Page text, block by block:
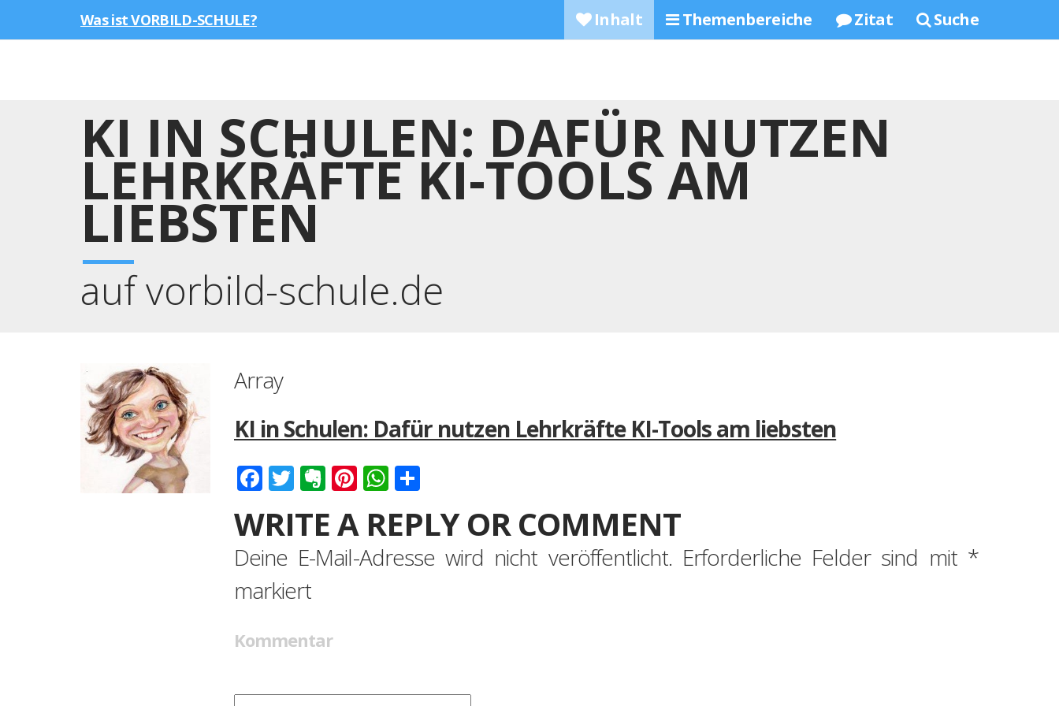
Was ist VORBILD-SCHULE? Inhalt Themenbereiche Zitat Suche
KI IN SCHULEN: DAFÜR NUTZEN
LEHRKRÄFTE KI-TOOLS AM
LIEBSTEN
auf vorbild-schule.de
Array
KI in Schulen: Dafür nutzen Lehrkräfte KI-Tools am liebsten
Facebook
Twitter
Evernote
Pinterest
WhatsApp
WRITE A REPLY OR COMMENT
Deine E-Mail-Adresse wird nicht veröffentlicht. Erforderliche Felder sind mit *
markiert
Kommentar